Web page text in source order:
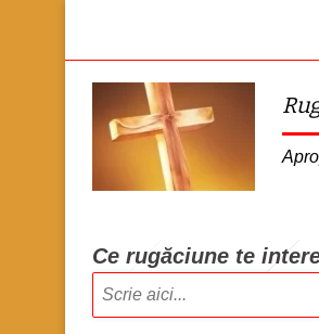
Ce rugăciune te